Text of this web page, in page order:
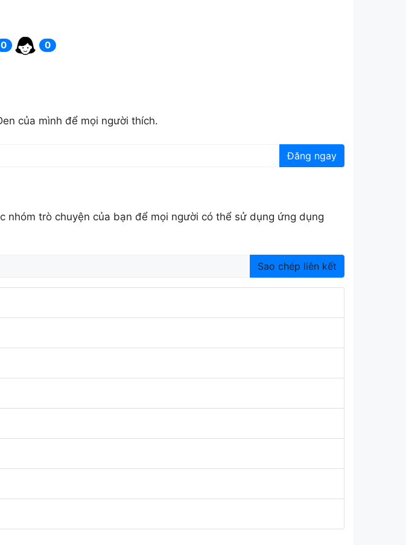
0 0
của mình để mọi người thích.
Đăng ngay
nhóm trò chuyện của bạn để mọi người có thể sử dụng ứng dụng
Sao chép liên kết